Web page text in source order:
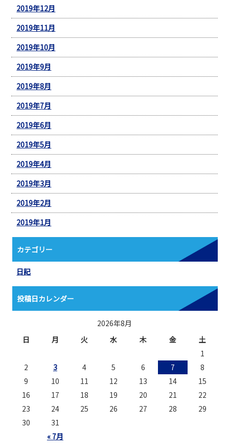
2019年12月
2019年11月
2019年10月
2019年9月
2019年8月
2019年7月
2019年6月
2019年5月
2019年4月
2019年3月
2019年2月
2019年1月
カテゴリー
日記
投稿日カレンダー
2026年8月
日
月 火 水 木 金 土
« 7月
1
2
3 4 5 6 7
8
9
10 11 12 13 14
15
16
17 18 19 20 21
22
23
24 25 26 27 28
29
30
31